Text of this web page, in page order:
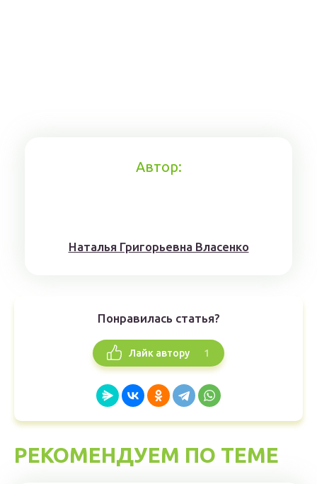
Автор:
Наталья Григорьевна Власенко
Понравилась статья?
Лайк автору 1
РЕКОМЕНДУЕМ ПО ТЕМЕ